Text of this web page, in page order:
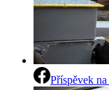
Příspěvek na